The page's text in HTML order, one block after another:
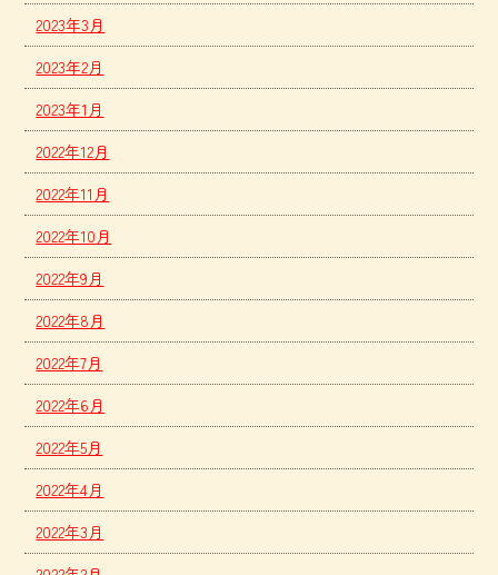
2023年3月
2023年2月
2023年1月
2022年12月
2022年11月
2022年10月
2022年9月
2022年8月
2022年7月
2022年6月
2022年5月
2022年4月
2022年3月